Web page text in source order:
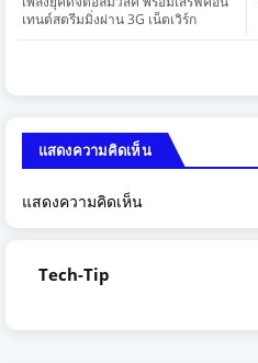
เทนต์สตรีมมิ่งผ่าน 3G เน็ตเวิร์ก
แสดงความคิดเห็น
แสดงความคิดเห็น
Tech-Tip